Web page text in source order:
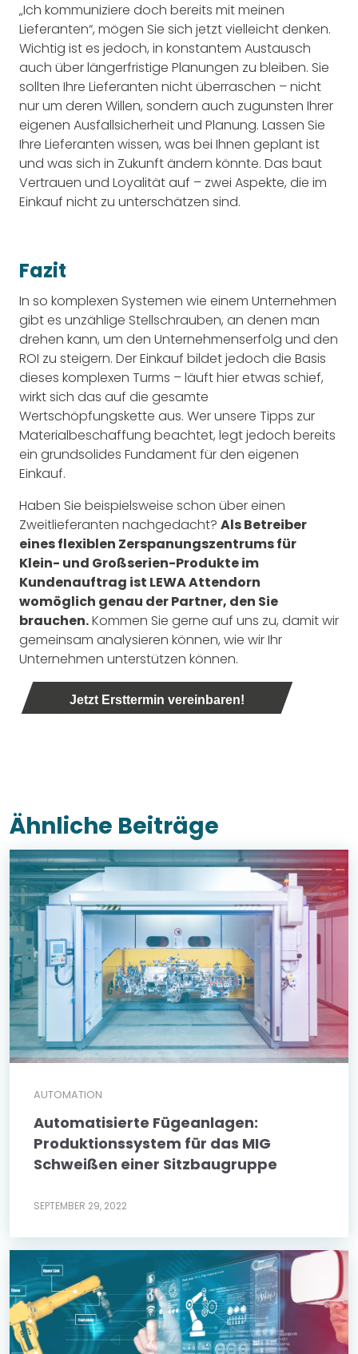
„Ich kommuniziere doch bereits mit meinen
Lieferanten“, mögen Sie sich jetzt vielleicht denken.
Wichtig ist es jedoch, in konstantem Austausch
auch über längerfristige Planungen zu bleiben. Sie
sollten Ihre Lieferanten nicht überraschen – nicht
nur um deren Willen, sondern auch zugunsten Ihrer
eigenen Ausfallsicherheit und Planung. Lassen Sie
Ihre Lieferanten wissen, was bei Ihnen geplant ist
und was sich in Zukunft ändern könnte. Das baut
Vertrauen und Loyalität auf – zwei Aspekte, die im
Einkauf nicht zu unterschätzen sind.
Fazit
In so komplexen Systemen wie einem Unternehmen
gibt es unzählige Stellschrauben, an denen man
drehen kann, um den Unternehmenserfolg und den
ROI zu steigern. Der Einkauf bildet jedoch die Basis
dieses komplexen Turms – läuft hier etwas schief,
wirkt sich das auf die gesamte
Wertschöpfungskette aus. Wer unsere Tipps zur
Materialbeschaffung beachtet, legt jedoch bereits
ein grundsolides Fundament für den eigenen
Einkauf.
Haben Sie beispielsweise schon über einen
Zweitlieferanten nachgedacht? Als Betreiber
eines flexiblen Zerspanungszentrums für
Klein- und Großserien-Produkte im
Kundenauftrag ist LEWA Attendorn
womöglich genau der Partner, den Sie
brauchen.Kommen Sie gerne auf uns zu, damit wir
gemeinsam analysieren können, wie wir Ihr
Unternehmen unterstützen können.
Jetzt Ersttermin vereinbaren!
Ähnliche Beiträge
AUTOMATION
Automatisierte Fügeanlagen:
Produktionssystem für das MIG
Schweißen einer Sitzbaugruppe
SEPTEMBER 29, 2022